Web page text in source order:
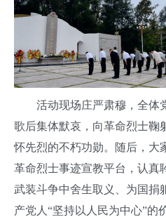
活动现场庄严肃穆，全体
歌后集体默哀，向革命烈士鞠
怀先烈的不朽功勋。随后，大
革命烈士事迹宣教平台，认真
武装斗争中舍生取义、为国捐
产党人“坚持以人民为中心”的